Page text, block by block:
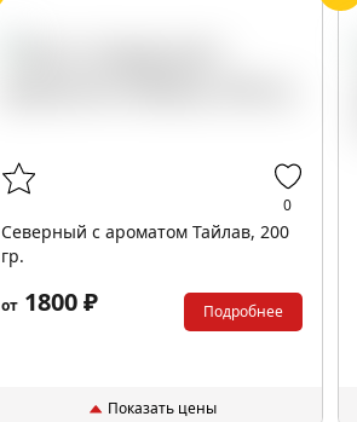
0
Северный с ароматом Тайлав, 200
гр.
от 1800 ₽ Подробнее
Показать цены